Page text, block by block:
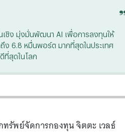
ชิง มุ่งมั่นพัฒนา AI เพื่อการลงทุนให้
6.8 หมื่นพอร์ต มากที่สุดในประเทศ
ที่สุดในโลก
รัพย์จัดการกองทุน จิตตะ เวลธ์